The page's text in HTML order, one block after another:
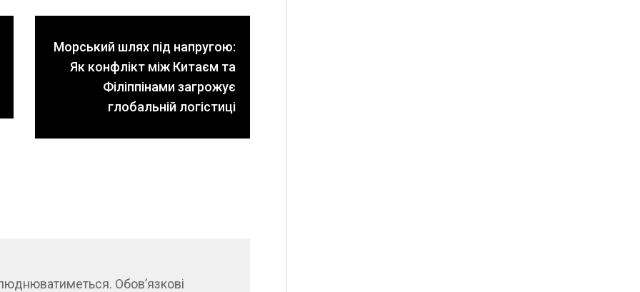
Морський шлях під напругою:
Як конфлікт між Китаєм та
Філіппінами загрожує
глобальній логістиці
Обов’язкові